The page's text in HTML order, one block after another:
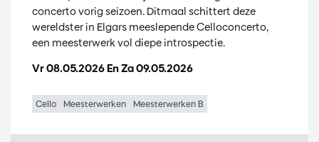
Vr 08.05.2026 EnZa 09.05.2026
concerto vorig seizoen. Ditmaal schittert deze
wereldster in Elgars meeslepende Celloconcerto,
een meesterwerk vol diepe introspectie.
Cello Meesterwerken Meesterwerken B